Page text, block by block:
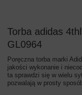
Torba adidas
GL0964
Poręczna torba marki
jakości wykonanie i
ta sprawdzi się w wielu
pozwalają w prosty